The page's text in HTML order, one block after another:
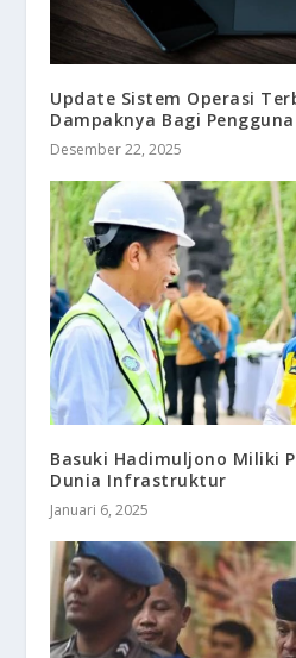
Update Sistem Operasi
Dampaknya Bagi Pengguna
Desember 22, 2025
Basuki Hadimuljono Miliki
Dunia Infrastruktur
Januari 6, 2025